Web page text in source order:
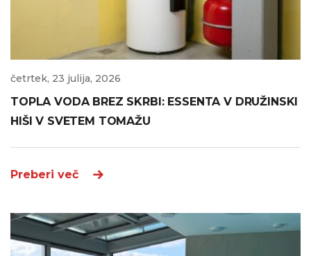
četrtek, 23 julija, 2026
TOPLA VODA BREZ SKRBI: ESSENTA V DRUŽINSKI
HIŠI V SVETEM TOMAŽU
Preberi več